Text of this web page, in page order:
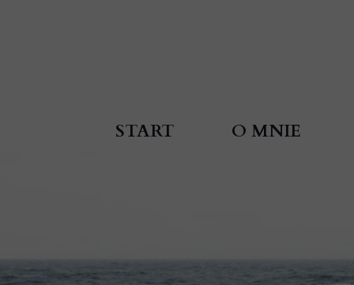
START O MNIE